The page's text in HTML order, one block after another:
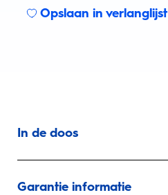
Opslaan in verlanglijst
In de doos
Garantie informatie